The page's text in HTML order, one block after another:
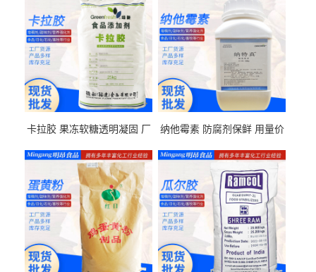
卡拉胶 果冻软糖透明凝固 厂
纳他霉素 防腐剂保鲜 用量价